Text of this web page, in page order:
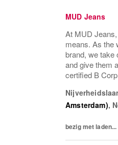
MUD Jeans
At MUD
means. As the
brand, we take
and give them
certified B
timeless
Amsterdam),
bezig met laden...